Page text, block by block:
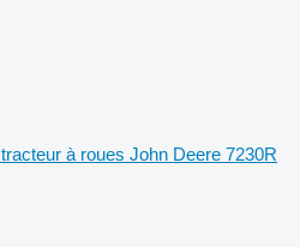
tracteur à roues John Deere 7230R